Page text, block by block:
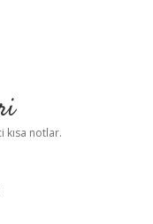
kısa notlar.